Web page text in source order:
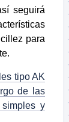
seguirá
para
tipo AK
de las
simples y